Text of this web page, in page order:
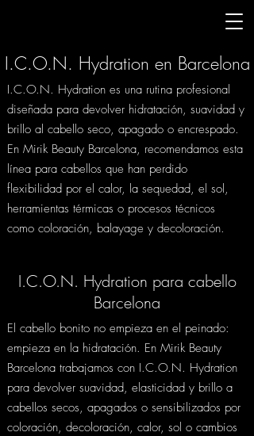
I.C.O.N. Hydration en Barcelona
I.C.O.N. Hydration es una rutina profesional
diseñada para devolver hidratación, suavidad y
brillo al cabello seco, apagado o encrespado.
En Mirik Beauty Barcelona, recomendamos esta
línea para cabellos que han perdido
flexibilidad por el calor, la sequedad, el sol,
herramientas térmicas o procesos técnicos
como coloración, balayage y decoloración.
I.C.O.N. Hydration para cabello
Barcelona
El cabello bonito no empieza en el peinado:
empieza en la hidratación. En Mirik Beauty
Barcelona trabajamos con I.C.O.N. Hydration
para devolver suavidad, elasticidad y brillo a
cabellos secos, apagados o sensibilizados por
coloración, decoloración, calor, sol o cambios